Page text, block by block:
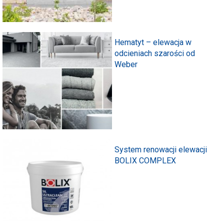
Hematyt – elewacja w
odcieniach szarości od
Weber
System renowacji elewacji
BOLIX COMPLEX